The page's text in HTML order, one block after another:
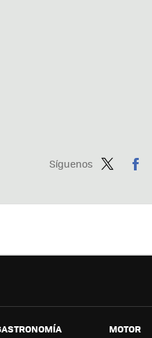
Síguenos
ter
ebo
MOTOR